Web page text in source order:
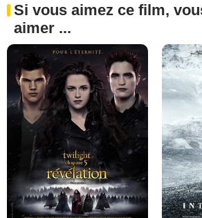
Si vous aimez ce film,
aimer ...